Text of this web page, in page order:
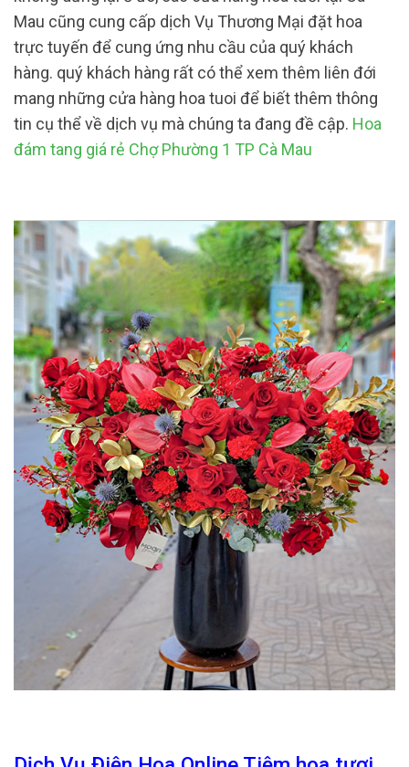
Mau cũng cung cấp dịch Vụ Thương Mại đặt hoa
trực tuyến để cung ứng nhu cầu của quý khách
hàng. quý khách hàng rất có thể xem thêm liên đới
mang những cửa hàng hoa tuoi để biết thêm thông
tin cụ thể về dịch vụ mà chúng ta đang đề cập. Hoa
đám tang giá rẻ Chợ Phường 1 TP Cà Mau